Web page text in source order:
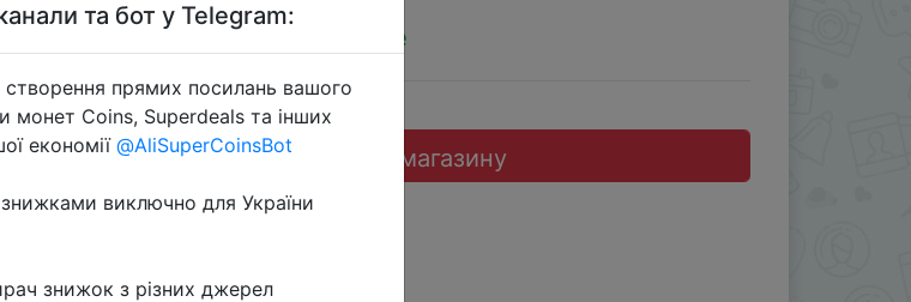
Sale
Перейти до магазину
та бот у Telegram:
прямих посилань вашого
монет Coins, Superdeals та інших
економії @AliSuperCoinsBot
знижками виключно для України
знижок з різних джерел